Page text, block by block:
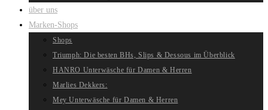
über uns
Marken-Shops
Shops
Triumph: Die besten BHs, Slips & Dessous im Überblick
HANRO Unterwäsche für Damen & Herren
Marlies Dekkers:
Mey Unterwäsche für Damen & Herren